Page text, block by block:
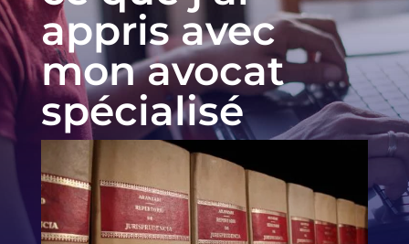
appris avec
mon avocat
spécialisé